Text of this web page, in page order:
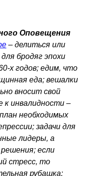
Оповещения
– делиться или
бродяг эпохи
х годов; едим, что
еда; вешалки
вносит свой
к инвалидности –
необходимых
задачи для
лидеры, а
если
стресс, то
рубашка;